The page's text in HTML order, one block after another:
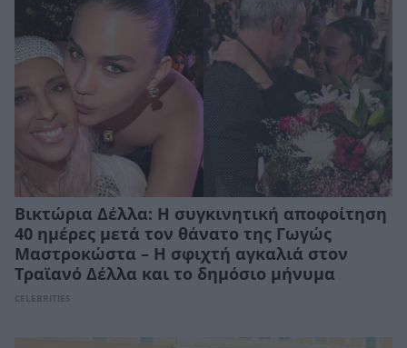
Βικτώρια Δέλλα: Η συγκινητική αποφοίτηση
40 ημέρες μετά τον θάνατο της Γωγώς
Μαστροκώστα – Η σφιχτή αγκαλιά στον
Τραϊανό Δέλλα και το δημόσιο μήνυμα
CELEBRITIES